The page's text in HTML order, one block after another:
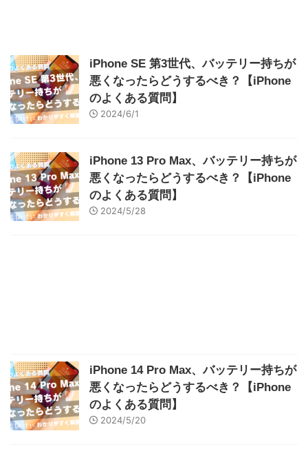
iPhone SE 第3世代、バッテリー持ちが
悪くなったらどうするべき？【iPhone
のよくある質問】
2024/6/1
iPhone 13 Pro Max、バッテリー持ちが
悪くなったらどうするべき？【iPhone
のよくある質問】
2024/5/28
iPhone 14 Pro Max、バッテリー持ちが
悪くなったらどうするべき？【iPhone
のよくある質問】
2024/5/20